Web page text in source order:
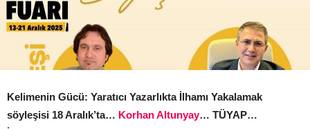
Kelimenin Gücü: Yaratıcı Yazarlıkta İlhamı Yakalamak
söyleşisi 18 Aralık’ta… Korhan Altunyay… TÜYAP…